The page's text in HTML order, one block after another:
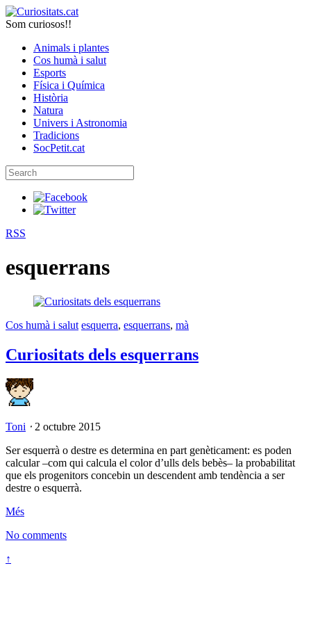
Som curiosos!!
Animals i plantes
Cos humà i salut
Esports
Física i Química
Història
Natura
Univers i Astronomia
Tradicions
SocPetit.cat
RSS
esquerrans
Cos humà i salut esquerra, esquerrans, mà
Curiositats dels esquerrans
Toni ⋅ 2 octubre 2015
Ser esquerrà o destre es determina en part genèticament: es poden
calcular –com qui calcula el color d’ulls dels bebès– la probabilitat
que els progenitors concebin un descendent amb tendència a ser
destre o esquerrà.
Més
No comments
↑